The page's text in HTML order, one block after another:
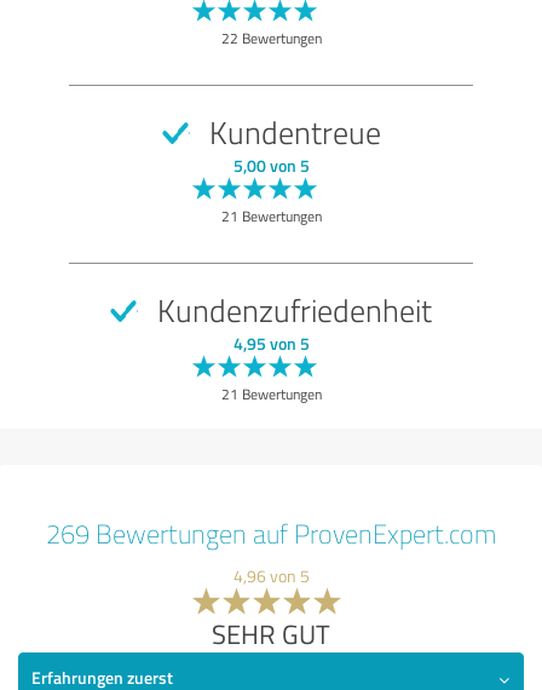
22 Bewertungen
Kundentreue
5,00 von 5
21 Bewertungen
Kundenzufriedenheit
4,95 von 5
21 Bewertungen
269 Bewertungen auf ProvenExpert.com
4,96 von 5
SEHR GUT
Erfahrungen zuerst